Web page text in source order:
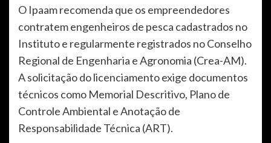
O Ipaam recomenda que os empreendedores
contratem engenheiros de pesca cadastrados no
Instituto e regularmente registrados no Conselho
Regional de Engenharia e Agronomia (Crea-AM).
A solicitação do licenciamento exige documentos
técnicos como Memorial Descritivo, Plano de
Controle Ambiental e Anotação de
Responsabilidade Técnica (ART).